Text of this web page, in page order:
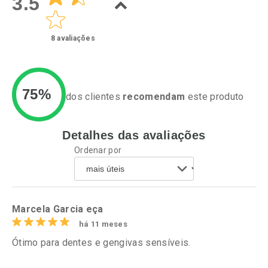
Ativar Desconto
Comprar sem Desconto
Por R$ 21,11/cada
Comprar sem Desconto
Ativar Desconto
Comprar sem Desconto
Por R$ 41,15/cada
Por R$ 41,15/cada
8 avaliações
75% dos clientes recomendam este produto
Detalhes das avaliações
Ordenar por
Marcela Garcia eça
há 11 meses
Ótimo para dentes e gengivas sensíveis.